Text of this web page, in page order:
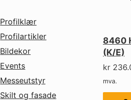
Profilklær
Profilartikler
Bildekor
Events
Messeutstyr
Skilt og fasade
8460
(K/E)
kr
mva.